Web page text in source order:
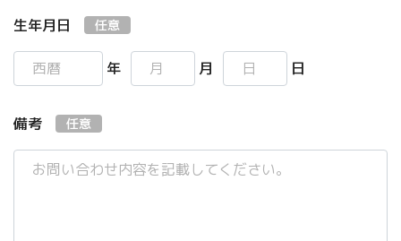
生年月日 任意
年 月 日
備考 任意